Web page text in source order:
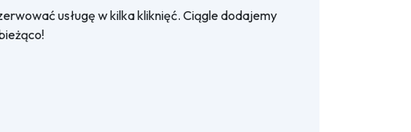
usługę w kilka kliknięć. Ciągle dodajemy